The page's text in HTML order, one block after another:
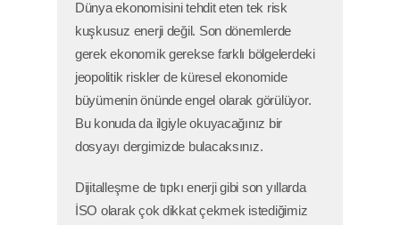
Dünya ekonomisini tehdit eten tek risk
kuşkusuz enerji değil. Son dönemlerde
gerek ekonomik gerekse farklı bölgelerdeki
jeopolitik riskler de küresel ekonomide
büyümenin önünde engel olarak görülüyor.
Bu konuda da ilgiyle okuyacağınız bir
dosyayı dergimizde bulacaksınız.
Dijitalleşme de tıpkı enerji gibi son yıllarda
İSO olarak çok dikkat çekmek istediğimiz